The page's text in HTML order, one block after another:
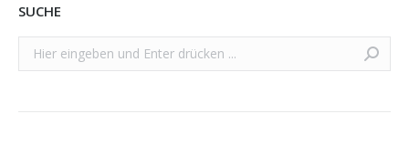
SUCHE
Search: